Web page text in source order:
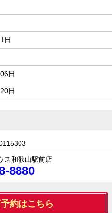
日
日
日
ス和歌山駅前店
8880
約はこちら